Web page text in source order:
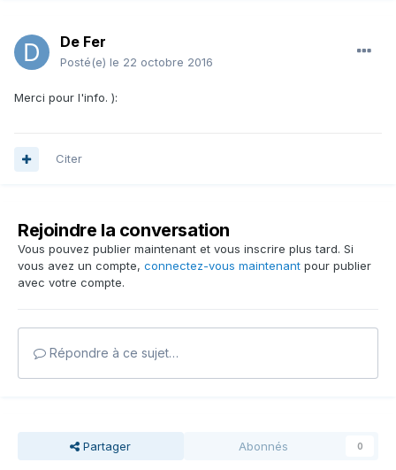
De Fer
Posté(e) le 22 octobre 2016
Merci pour l'info. ):
Citer
Rejoindre la conversation
Vous pouvez publier maintenant et vous inscrire plus tard. Si
vous avez un compte, connectez-vous maintenant pour publier
avec votre compte.
Répondre à ce sujet…
Partager Abonnés 0